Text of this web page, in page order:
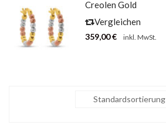
Creolen Gold
Tricolor Mit
Kugeln
Vergleichen
359,00€ inkl. MwSt.
Standardsortierung